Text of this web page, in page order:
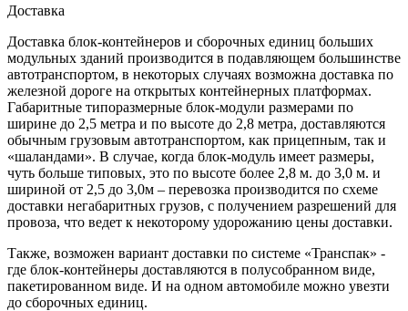
Доставка
Доставка блок-контейнеров и сборочных единиц больших
модульных зданий производится в подавляющем большинстве
автотранспортом, в некоторых случаях возможна доставка по
железной дороге на открытых контейнерных платформах.
Габаритные типоразмерные блок-модули размерами по
ширине до 2,5 метра и по высоте до 2,8 метра, доставляются
обычным грузовым автотранспортом, как прицепным, так и
«шаландами». В случае, когда блок-модуль имеет размеры,
чуть больше типовых, это по высоте более 2,8 м. до 3,0 м. и
шириной от 2,5 до 3,0м – перевозка производится по схеме
доставки негабаритных грузов, с получением разрешений для
провоза, что ведет к некоторому удорожанию цены доставки.
Также, возможен вариант доставки по системе «Транспак» -
где блок-контейнеры доставляются в полусобранном виде,
пакетированном виде. И на одном автомобиле можно увезти
до сборочных единиц.